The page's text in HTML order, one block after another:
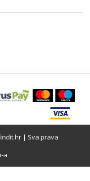
| Sva prava
a